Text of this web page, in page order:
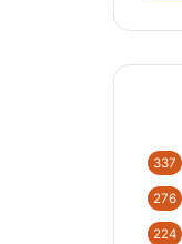
337
276
224